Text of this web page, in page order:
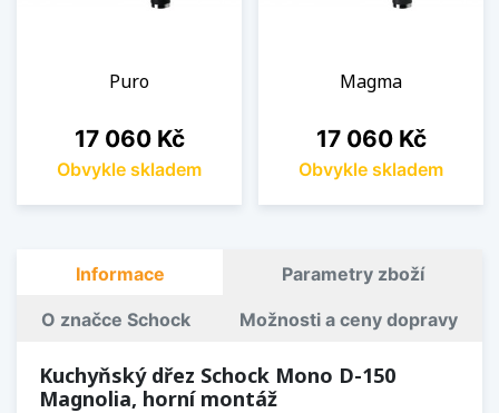
Puro
Cena
17 060 Kč
Obvykle skladem
Magma
Cena
17 060 Kč
Obvykle skladem
Informace Parametry zboží
O značce Schock Možnosti a ceny dopravy
Kuchyňský dřez Schock Mono D-150
Magnolia, horní montáž